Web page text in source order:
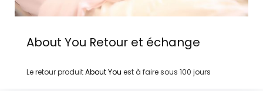
About You Retour et échange
Le retour produitAbout You est à faire sous 100 jours